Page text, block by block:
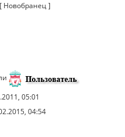
[ Новобранец ]
05:01
04:54